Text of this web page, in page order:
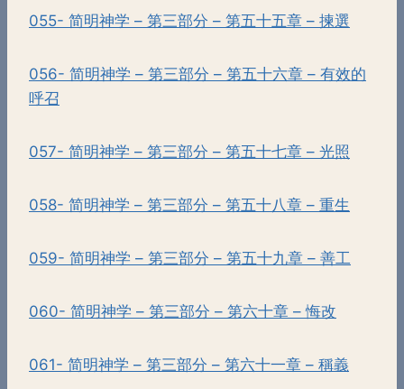
055- 简明神学 – 第三部分 – 第五十五章 – 揀選
056- 简明神学 – 第三部分 – 第五十六章 – 有效的
呼召
057- 简明神学 – 第三部分 – 第五十七章 – 光照
058- 简明神学 – 第三部分 – 第五十八章 – 重生
059- 简明神学 – 第三部分 – 第五十九章 – 善工
060- 简明神学 – 第三部分 – 第六十章 – 悔改
061- 简明神学 – 第三部分 – 第六十一章 – 稱義